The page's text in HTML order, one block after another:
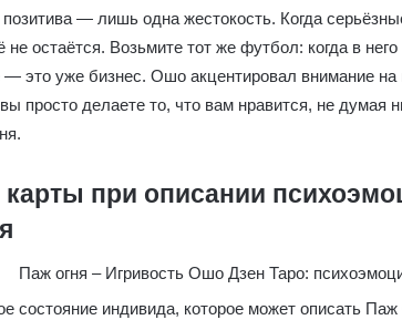
позитива — лишь одна жестокость. Когда
не остаётся. Возьмите тот же футбол: когда в
— это уже бизнес. Ошо акцентировал внимание на
просто делаете то, что вам нравится, не
карты при описании
состояние индивида, которое может описать